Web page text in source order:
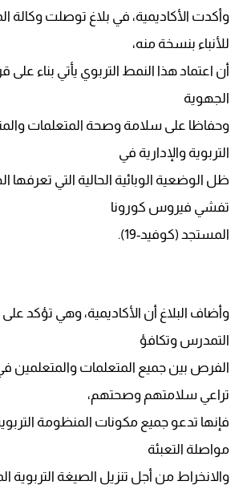
وأكدت الأكاديمية، في بلاغ توصلت وكالة
للأنباء بنسخة منه،
أن اعتماد هذا النمط التربوي يأتي بناء على
الجهوية
وحفاظا على سلامة وصحة المتعلمات
التربوية والإدارية في
ظل الوضعية الوبائية الحالية التي
تفشي فيروس كورونا
المستجد (كوفيد-19).
وأضاف البلاغ أن الأكاديمية، وهي تؤكد
التمدرس وتكافؤ
الفرص بين جميع المتعلمات والمتعلمين
تراعي سلامتهم وصحتهم،
فإنها تدعو جميع مكونات المنظومة
مواصلة التعبئة
والانخراط من أجل تنزيل الصيغة التربوية